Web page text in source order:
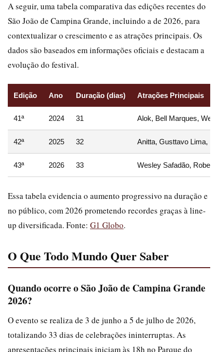
A seguir, uma tabela comparativa das edições recentes do
São João de Campina Grande, incluindo a de 2026, para
contextualizar o crescimento e as atrações principais. Os
dados são baseados em informações oficiais e destacam a
evolução do festival.
Edição Ano Duração (dias) Atrações Principais
41ª 2024 31 Alok, Bell Marques,
42ª 2025 32 Anitta, Gusttavo Lima,
43ª 2026 33 Wesley Safadão,
Essa tabela evidencia o aumento progressivo na duração e
no público, com 2026 prometendo recordes graças à line-
up diversificada. Fonte: G1 Globo.
O Que Todo Mundo Quer Saber
Quando ocorre o São João de Campina Grande
2026?
O evento se realiza de 3 de junho a 5 de julho de 2026,
totalizando 33 dias de celebrações ininterruptas. As
apresentações principais iniciam às 18h no Parque do